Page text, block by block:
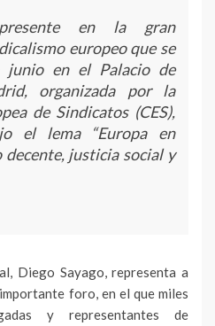
en la gran
europeo que se
junio en el Palacio de
organizada por la
de Sindicatos (CES),
el lema “Europa en
decente, justicia social y
Diego Sayago, representa a
foro, en el que miles
y representantes de